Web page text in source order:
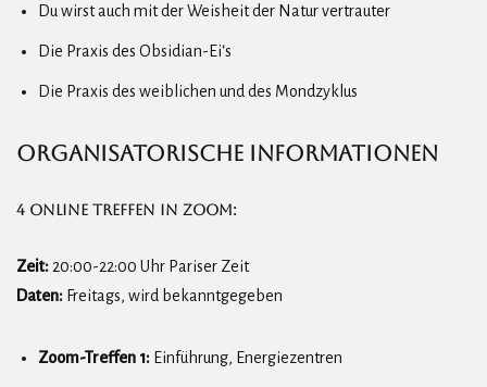
Du wirst auch mit der Weisheit der Natur vertrauter
Die Praxis des Obsidian-Ei‘s
Die Praxis des weiblichen und des Mondzyklus
Organisatorische Informationen
4 online Treffen in Zoom:
Zeit: 20:00-22:00 Uhr Pariser Zeit
Daten: Freitags, wird bekanntgegeben
Zoom-Treffen 1: Einführung, Energiezentren